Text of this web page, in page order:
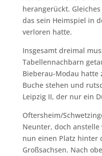
herangerückt.
das sein Heimspiel in
verloren hatte.
Insgesamt dreimal
Tabellennachbarn
Bieberau-Modau hatte
Buche stehen und
Leipzig II, der nur ein
Oftersheim/
Neunter, doch
nun einen Platz hinter
Großsachsen. Nach